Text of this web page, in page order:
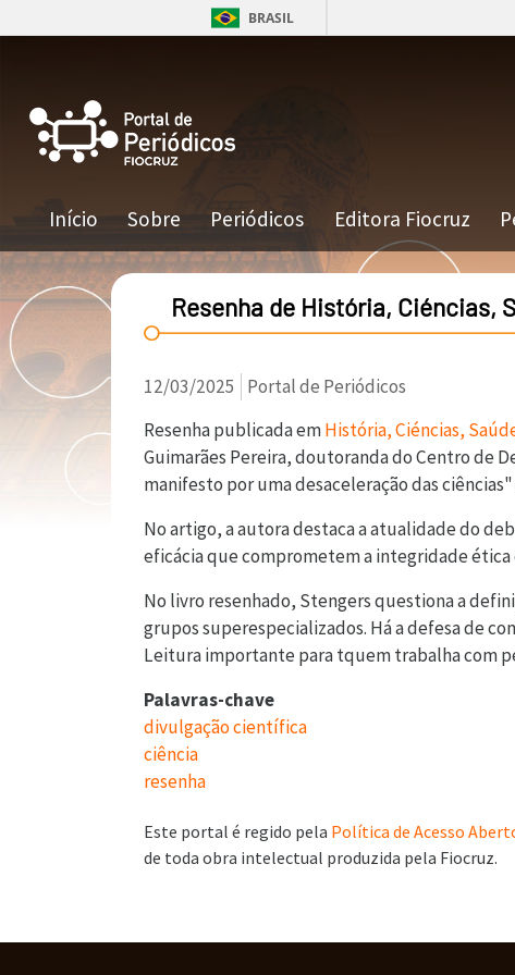
Pular para o conteúdo principal BRASIL
Navegação principal
Início Sobre Periódicos Editora Fiocruz
Resenha de História, Ciéncias,
12/03/2025
Portal de Periódicos
Resenha publicada emHistória, Ciéncias,
Guimarães Pereira, doutoranda do Centro de
manifesto por uma desaceleração das
No artigo, a autora destaca a atualidade do
eficácia que comprometem a integridade ética
No livro resenhado, Stengers questiona a
grupos superespecializados. Há a defesa de
Leitura importante para tquem trabalha com
Palavras-chave
divulgação científica
ciência
resenha
Este portal é regido pela Política de Acesso
de toda obra intelectual produzida pela Fiocruz.